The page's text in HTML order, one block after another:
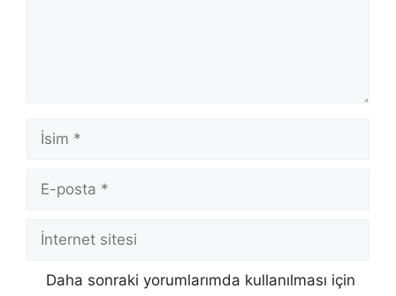
İsim
posta
İnternet
Daha sonraki yorumlarımda kullanılması için